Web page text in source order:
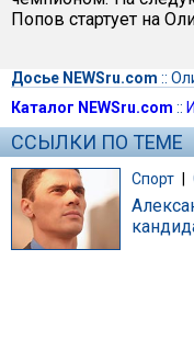
Попов стартует на
Досье NEWSru.com ::
Каталог NEWSru.com ::
ССЫЛКИ ПО ТЕМЕ
Спорт |